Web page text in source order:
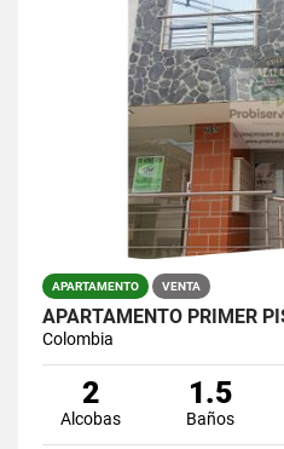
APARTAMENTO VENTA
Colombia
2
Alcobas
1.5
Baños